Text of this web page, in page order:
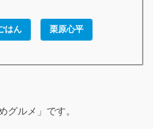
はん 栗原心平
グルメ」です。